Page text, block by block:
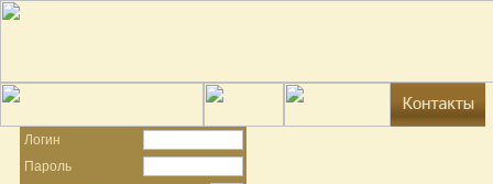
Логин
Пароль